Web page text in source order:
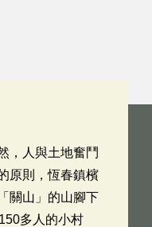
，人與土地奮鬥
原則，恆春鎮檳
關山」的山腳下
多人的小村